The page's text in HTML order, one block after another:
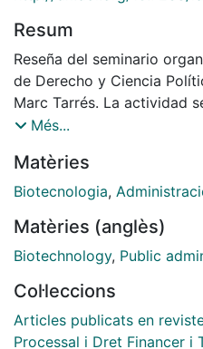
Resum
Reseña del seminario
de Derecho y Ciencia
Marc Tarrés. La actividad
la Escuela de
Barcelona (UB), los días
2008. El seminario contó
académico y judicial,
nutrida concurrencia el
José Esteve Pardo,
Administrativo de la UB,
Donaire, profesor titular
Més...
Matèries
Biotecnologia,
Matèries (anglès)
Biotechnology, Public
Col·leccions
Articles publicats en
Processal i Dret Financer i